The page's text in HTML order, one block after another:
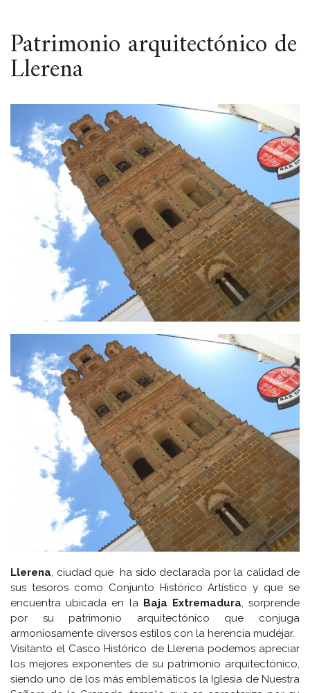
ESPACIO
Patrimonio arquitectónico de
Llerena
Llerena , ciudad que ha sido declarada por la calidad de
sus tesoros como Conjunto Histórico Artístico y que se
encuentra ubicada en la Baja Extremadura , sorprende
por su patrimonio arquitectónico que conjuga
armoniosamente diversos estilos con la herencia mudéjar.
Visitanto el Casco Histórico de Llerena podemos apreciar
los mejores exponentes de su patrimonio arquitectónico,
siendo uno de los más emblemáticos la Iglesia de Nuestra